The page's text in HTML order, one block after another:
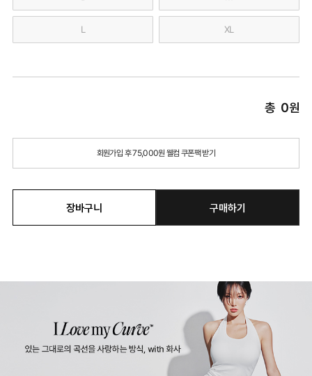
L XL
총 0원
회원가입 후 75,000원 웰컴 쿠폰팩 받기
장바구니 구매하기